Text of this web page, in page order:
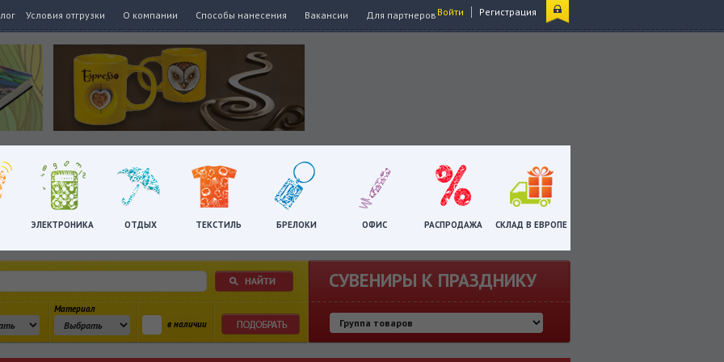
Условия отгрузки О компании Способы нанесения Вакансии Для партнеров Войти | Регистрация
ЭЛЕКТРОНИКА ОТДЫХ ТЕКСТИЛЬ БРЕЛОКИ ОФИС РАСПРОДАЖА СКЛАД В ЕВРОПЕ
Материал
в наличии
СУВЕНИРЫ К ПРАЗДНИКУ